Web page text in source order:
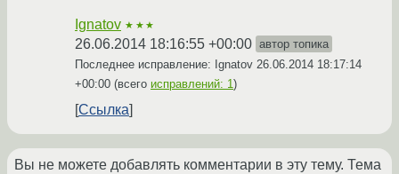
Ignatov ★★★
26.06.2014 18:16:55 +00:00 автор топика
Последнее исправление: Ignatov 26.06.2014 18:17:14
+00:00 (всего исправлений: 1)
Ссылка
Вы не можете добавлять комментарии в эту тему. Тема